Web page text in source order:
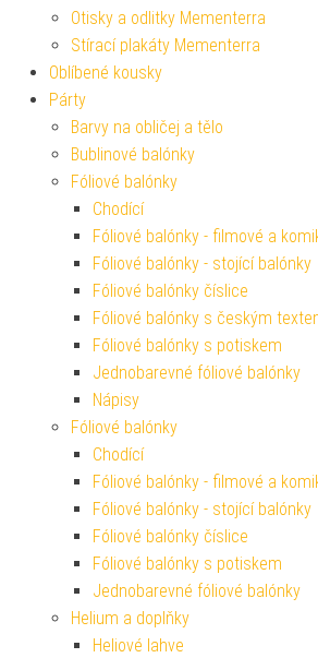
Otisky a odlitky Mementerra
Stírací plakáty Mementerra
Oblíbené kousky
Párty
Barvy na obličej a tělo
Bublinové balónky
Fóliové balónky
Chodící
Fóliové balónky - filmové a
Fóliové balónky - stojící balónky
Fóliové balónky číslice
Fóliové balónky s českým
Fóliové balónky s potiskem
Jednobarevné fóliové balónky
Nápisy
Fóliové balónky
Chodící
Fóliové balónky - filmové a
Fóliové balónky - stojící balónky
Fóliové balónky číslice
Fóliové balónky s potiskem
Jednobarevné fóliové balónky
Helium a doplňky
Heliové lahve